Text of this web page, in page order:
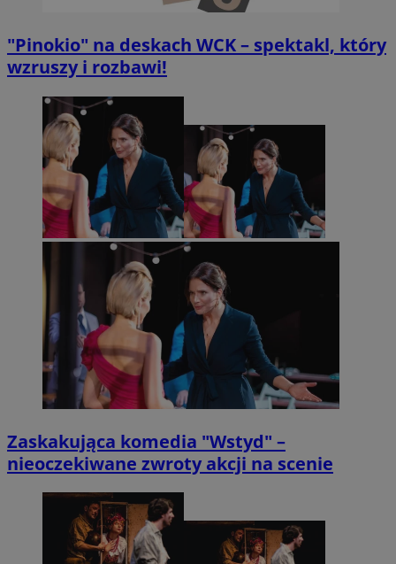
"Pinokio" na deskach WCK – spektakl, który
wzruszy i rozbawi!
Zaskakująca komedia "Wstyd" –
nieoczekiwane zwroty akcji na scenie